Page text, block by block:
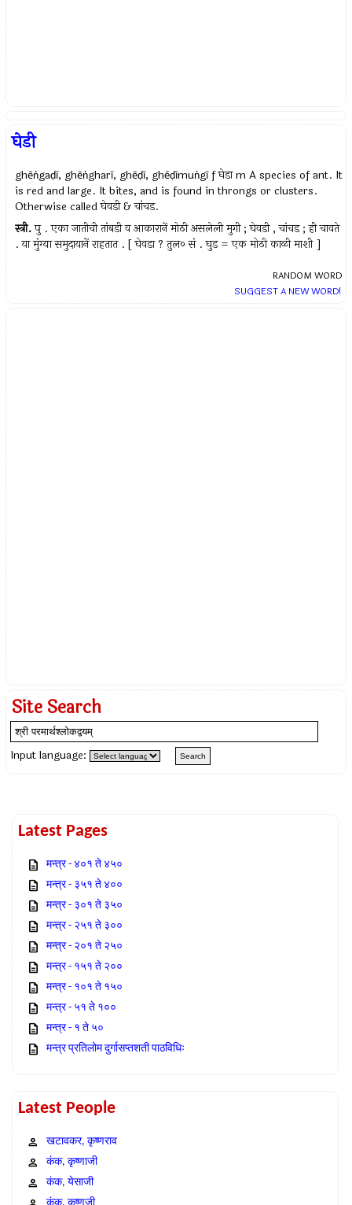
घेडी
ghēṅgaḍī, ghēṅgharī, ghēḍī, ghēḍīmuṅgī f घेडा m A species of ant. It
is red and large. It bites, and is found in throngs or clusters.
Otherwise called घेवडी & चांचड.
स्त्री. पु . एका जातीची तांबडी व आकारानें मोठी असलेली मुगी ; घेवडी , चांचड ; ही चावते
. या मुंग्या समुदायानें राहतात . [ घेवडा ? तुल० सं . घुड = एक मोठी काळी माशी ]
RANDOM WORD
SUGGEST A NEW WORD!
Site Search
Input language:
Latest Pages
मन्त्र - ४०१ ते ४५०
मन्त्र - ३५१ ते ४००
मन्त्र - ३०१ ते ३५०
मन्त्र - २५१ ते ३००
मन्त्र - २०१ ते २५०
मन्त्र - १५१ ते २००
मन्त्र - १०१ ते १५०
मन्त्र - ५१ ते १००
मन्त्र - १ ते ५०
मन्त्र प्रतिलोम दुर्गासप्तशती पाठविधिः
Latest People
खटावकर, कृष्णराव
कंक, कृष्णाजी
कंक, येसाजी